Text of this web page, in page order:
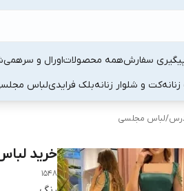
سفارشهمه محصولاتاورال و سرهمی
کت و شلوار زنانهبلک فرایدیلباس
/لباس مجلسی
خرید
1548